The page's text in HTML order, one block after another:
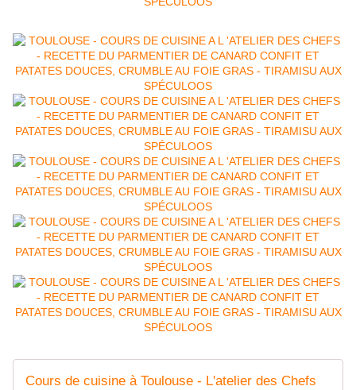
Cours de cuisine à Toulouse - L'atelier des Chefs